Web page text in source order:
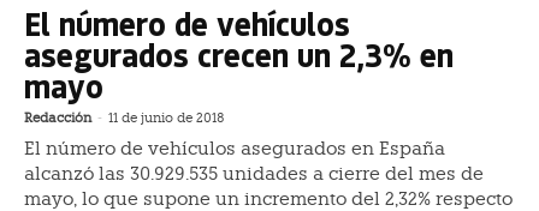
El número de vehículos
asegurados crecen un 2,3% en
mayo
Redacción - 11 de junio de 2018
El número de vehículos asegurados en España
alcanzó las 30.929.535 unidades a cierre del mes de
mayo, lo que supone un incremento del 2,32% respecto